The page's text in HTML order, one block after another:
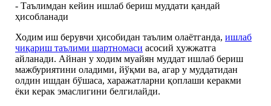
- Таълимдан кейин ишлаб бериш муддати қандай
ҳисобланади
Ходим иш берувчи ҳисобидан таълим олаётганда, ишлаб
чиқариш таълими шартномаси асосий ҳужжатга
айланади. Айнан у ходим муайян муддат ишлаб бериш
мажбуриятини оладими, йўқми ва, агар у муддатидан
олдин ишдан бўшаса, харажатларни қоплаши керакми
ёки керак эмаслигини белгилайди.